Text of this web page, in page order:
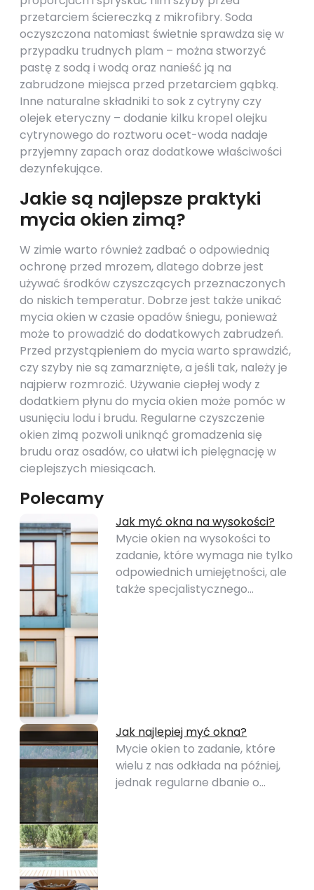
przetarciem ściereczką z mikrofibry. Soda
oczyszczona natomiast świetnie sprawdza się w
przypadku trudnych plam – można stworzyć
pastę z sodą i wodą oraz nanieść ją na
zabrudzone miejsca przed przetarciem gąbką.
Inne naturalne składniki to sok z cytryny czy
olejek eteryczny – dodanie kilku kropel olejku
cytrynowego do roztworu ocet-woda nadaje
przyjemny zapach oraz dodatkowe właściwości
dezynfekujące.
Jakie są najlepsze praktyki
mycia okien zimą?
W zimie warto również zadbać o odpowiednią
ochronę przed mrozem, dlatego dobrze jest
używać środków czyszczących przeznaczonych
do niskich temperatur. Dobrze jest także unikać
mycia okien w czasie opadów śniegu, ponieważ
może to prowadzić do dodatkowych zabrudzeń.
Przed przystąpieniem do mycia warto sprawdzić,
czy szyby nie są zamarznięte, a jeśli tak, należy je
najpierw rozmrozić. Używanie ciepłej wody z
dodatkiem płynu do mycia okien może pomóc w
usunięciu lodu i brudu. Regularne czyszczenie
okien zimą pozwoli uniknąć gromadzenia się
brudu oraz osadów, co ułatwi ich pielęgnację w
cieplejszych miesiącach.
Polecamy
Jak myć okna na wysokości?
Mycie okien na wysokości to
zadanie, które wymaga nie tylko
odpowiednich umiejętności, ale
także specjalistycznego…
Jak najlepiej myć okna?
Mycie okien to zadanie, które
wielu z nas odkłada na później,
jednak regularne dbanie o…